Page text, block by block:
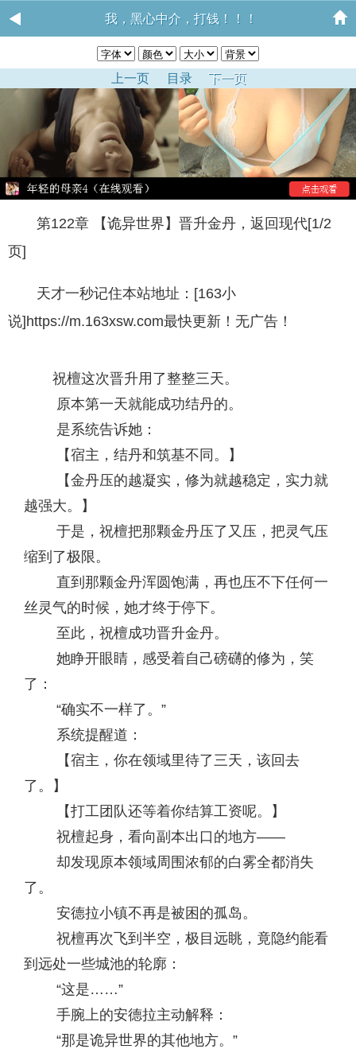
我，黑心中介，打钱！！！
上一页 目录 下一页
第122章 【诡异世界】晋升金丹，返回现代[1/2
页]
天才一秒记住本站地址：[163小
说]https://m.163xsw.com最快更新！无广告！
祝檀这次晋升用了整整三天。
原本第一天就能成功结丹的。
是系统告诉她：
【宿主，结丹和筑基不同。】
【金丹压的越凝实，修为就越稳定，实力就
越强大。】
于是，祝檀把那颗金丹压了又压，把灵气压
缩到了极限。
直到那颗金丹浑圆饱满，再也压不下任何一
丝灵气的时候，她才终于停下。
至此，祝檀成功晋升金丹。
她睁开眼睛，感受着自己磅礴的修为，笑
了：
“确实不一样了。”
系统提醒道：
【宿主，你在领域里待了三天，该回去
了。】
【打工团队还等着你结算工资呢。】
祝檀起身，看向副本出口的地方——
却发现原本领域周围浓郁的白雾全都消失
了。
安德拉小镇不再是被困的孤岛。
祝檀再次飞到半空，极目远眺，竟隐约能看
到远处一些城池的轮廓：
“这是……”
手腕上的安德拉主动解释：
“那是诡异世界的其他地方。”